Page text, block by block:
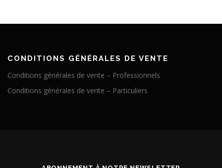
CONDITIONS GÉNÉRALES DE VENTE
Conditions générales de vente – Professionnels
Conditions générales de vente – Particuliers